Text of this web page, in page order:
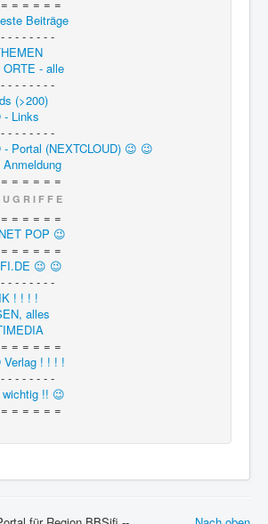
= = = = =
Beiträge
- - - - - - -
ORTE - alle
- - - - - - -
(>200)
- Links
- - - - - - -
Portal (NEXTCLOUD) 😉 😉
Anmeldung
= = = = =
G R I F F E
= = = = =
POP 😉
= = = = =
😉 😉
- - - - - - -
! ! ! !
alles
= = = = =
! ! ! !
- - - - - - -
!! 😉
= = = = =